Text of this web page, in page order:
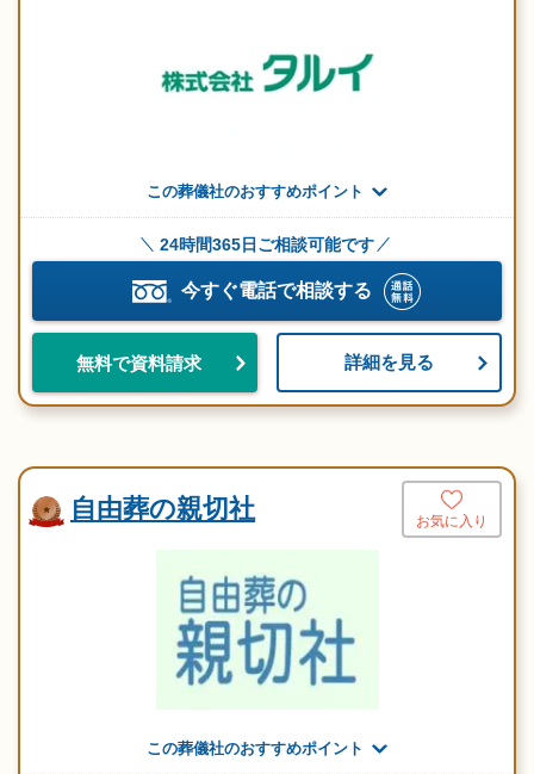
この葬儀社のおすすめポイント
24時間365日ご相談可能です
今すぐ電話で相談する
無料で資料請求 詳細を見る
自由葬の親切社 お気に入り
この葬儀社のおすすめポイント